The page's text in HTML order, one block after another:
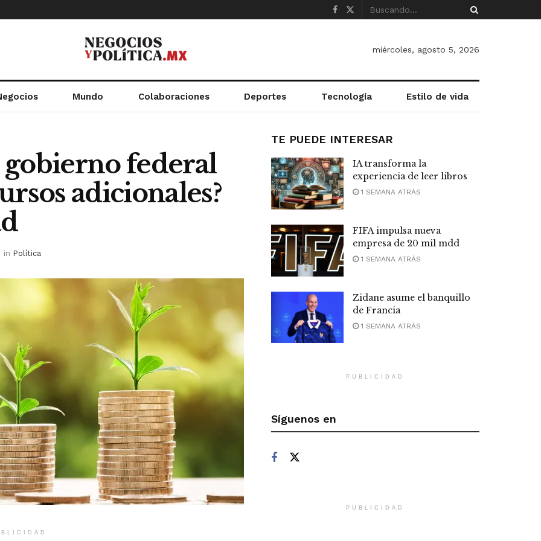
miércoles, agosto 5, 2026
Mundo Colaboraciones Deportes Tecnología Estilo de vida
federal
adicionales?
in Política
TE PUEDE INTERESAR
IA transforma la
experiencia de leer libros
1 SEMANA ATRÁS
FIFA impulsa nueva
empresa de 20 mil mdd
1 SEMANA ATRÁS
Zidane asume el banquillo
de Francia
1 SEMANA ATRÁS
PUBLICIDAD
Síguenos en
PUBLICIDAD